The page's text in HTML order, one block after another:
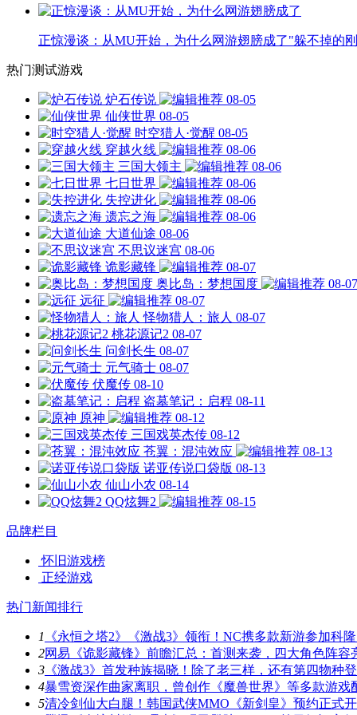
正惊漫谈：从MU开始，为什么网游翅膀成了"躲不掉的
热门测试游戏
炉石传说
08-05
仙侠世界 08-05
时空猎人·觉醒 08-05
穿越火线
08-06
三国大领主
08-06
七日世界
08-06
失控进化
08-06
遗忘之海
08-06
大道仙途 08-06
不思议迷宫 08-06
诡影藏锋
08-07
奥比岛：梦想国度
08-07
远征
08-07
怪物猎人：旅人 08-07
桃花源记2 08-07
问剑长生 08-07
元气骑士 08-07
伏魔传 08-10
盗墓笔记：启程 08-11
原神
08-12
三国戏英杰传 08-12
苍翼：混沌效应
08-13
诺亚传说口袋版 08-13
仙山小农 08-14
QQ炫舞2
08-15
品牌栏目
怀旧游戏榜
正经游戏
热门新闻排行
1
《永恒之塔2》《激战3》领衔！NC携多款新游参加科
2网易《诡影藏锋》前瞻汇总：首测来袭，四大角色阵容
3 《激战3》首发种族揭晓！除了老三样，还有第四物种
4暴雪资深作曲家离职，曾创作《魔兽世界》等多款游戏
5清冷剑仙大白腿！韩国武侠MMO《新剑皇》预约正式